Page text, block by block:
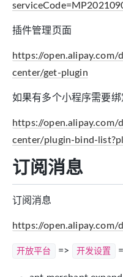
插件管理页面
https://
center/get-plugin
如果有多个小程序需要
https://open.alipay.com/
center/plugin-bind-
订阅消息
订阅消息
https://
开放平台 => 开发设置